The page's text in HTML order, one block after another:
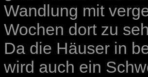
Wandlung mit
Wochen dort zu
Da die Häuser in
wird auch ein